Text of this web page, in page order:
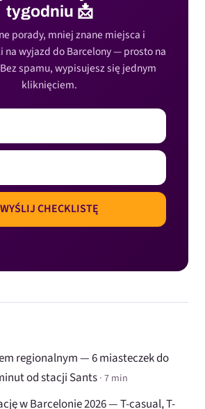
tygodniu 📩
porady, mniej znane miejsca i
na wyjazd do Barcelony — prosto na
spamu, wypisujesz się jednym
kliknięciem.
regionalnym — 6 miasteczek do
od stacji Sants · 7 min
w Barcelonie 2026 — T-casual, T-